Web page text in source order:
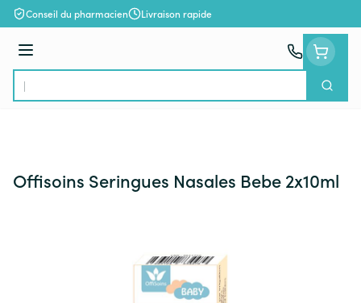
Aller au contenu
Conseil du pharmacien Livraison rapide
Menu
Rechercher
Offisoins Seringues Nasales Bebe 2x10ml